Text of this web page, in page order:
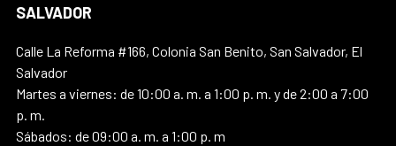
SALVADOR
Calle La Reforma #166, Colonia San Benito, San Salvador, El
Salvador
Martes a viernes: de 10:00 a. m. a 1:00 p. m. y de 2:00 a 7:00
p. m.
Sábados: de 09:00 a. m. a 1:00 p. m